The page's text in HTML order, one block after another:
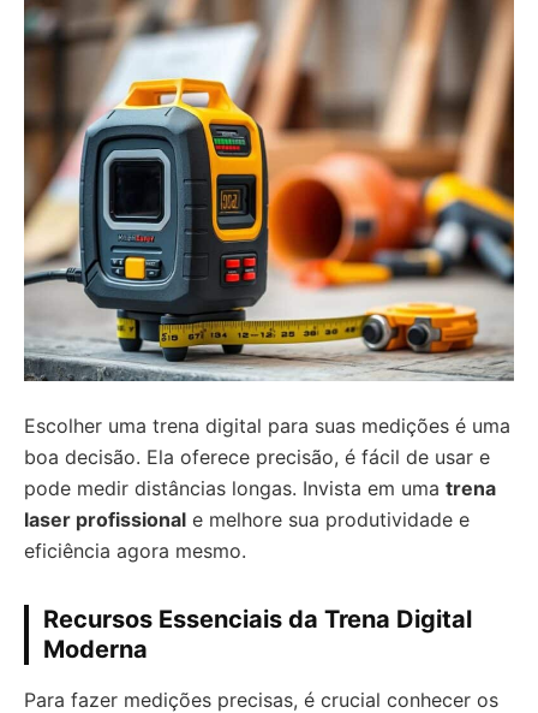
Escolher uma trena digital para suas medições é uma
boa decisão. Ela oferece precisão, é fácil de usar e
pode medir distâncias longas. Invista em uma trena
laser profissional e melhore sua produtividade e
eficiência agora mesmo.
Recursos Essenciais da Trena Digital
Moderna
Para fazer medições precisas, é crucial conhecer os